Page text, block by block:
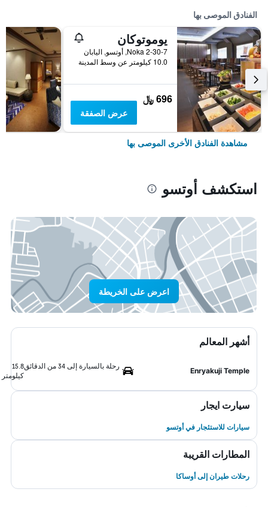
الفنادق الموصى بها
يوموتوكان
2-30-7 Noka, أوتسو, اليابان
10.0 كيلومتر عن وسط المدينة
696 ﷼
عرض الصفقة
مشاهدة الفنادق الأخرى الموصى بها
استكشف أوتسو
اعرض على الخريطة
أشهر المعالم
Enryakuji Temple
رحلة بالسيارة إلى 34 من الدقائق
15.8
كيلومتر
سيارت ايجار
سيارات للاستئجار في أوتسو
المطارات القريبة
رحلات طيران إلى أوساكا